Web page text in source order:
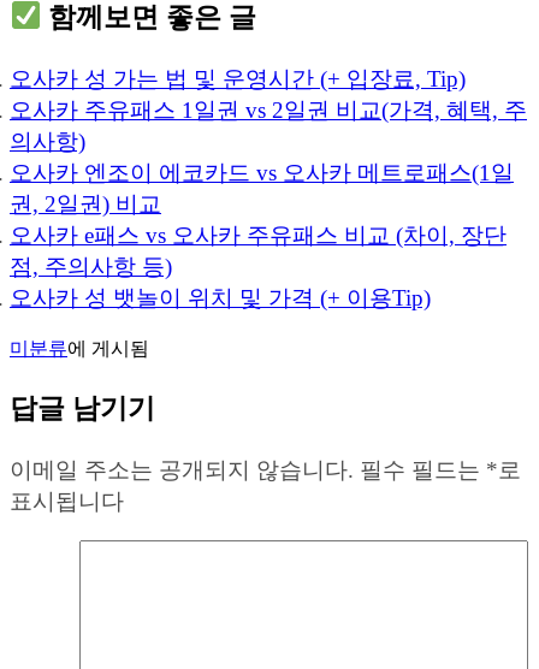
함께보면 좋은 글
오사카 성 가는 법 및 운영시간 (+ 입장료, Tip)
오사카 주유패스 1일권 vs 2일권 비교(가격, 혜택, 주
의사항)
오사카 엔조이 에코카드 vs 오사카 메트로패스(1일
권, 2일권) 비교
오사카 e패스 vs 오사카 주유패스 비교 (차이, 장단
점, 주의사항 등)
오사카 성 뱃놀이 위치 및 가격 (+ 이용Tip)
미분류에 게시됨
답글 남기기
이메일 주소는 공개되지 않습니다. 필수 필드는 *로
표시됩니다